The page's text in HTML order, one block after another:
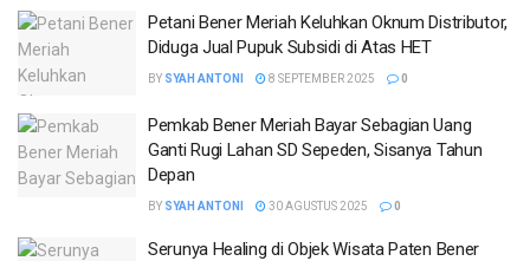
Petani Bener Meriah Keluhkan Oknum Distributor,
Diduga Jual Pupuk Subsidi di Atas HET
BY SYAH ANTONI 8 SEPTEMBER 2025 0
Pemkab Bener Meriah Bayar Sebagian Uang
Ganti Rugi Lahan SD Sepeden, Sisanya Tahun
Depan
BY SYAH ANTONI 30 AGUSTUS 2025 0
Serunya Healing di Objek Wisata Paten Bener